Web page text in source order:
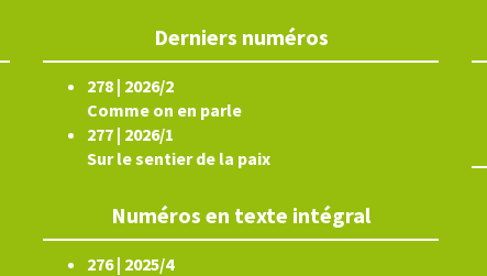
Derniers numéros
278 | 2026/2
Comme on en parle
277 | 2026/1
Sur le sentier de la paix
Numéros en texte intégral
276 | 2025/4